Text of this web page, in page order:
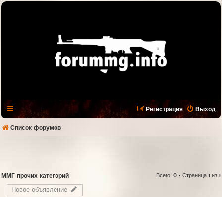
Выход
Регистрация
Список форумов
ММГ прочих категорий Всего: 0 • Страница 1 из 1
Новое объявление